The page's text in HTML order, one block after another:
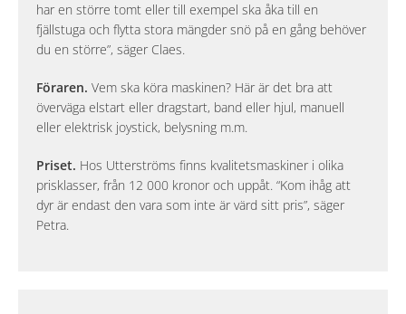
har en större tomt eller till exempel ska åka till en
fjällstuga och flytta stora mängder snö på en gång behöver
du en större”, säger Claes.
Föraren. Vem ska köra maskinen? Här är det bra att
överväga elstart eller dragstart, band eller hjul, manuell
eller elektrisk joystick, belysning m.m.
Priset. Hos Utterströms finns kvalitetsmaskiner i olika
prisklasser, från 12 000 kronor och uppåt. “Kom ihåg att
dyr är endast den vara som inte är värd sitt pris”, säger
Petra.